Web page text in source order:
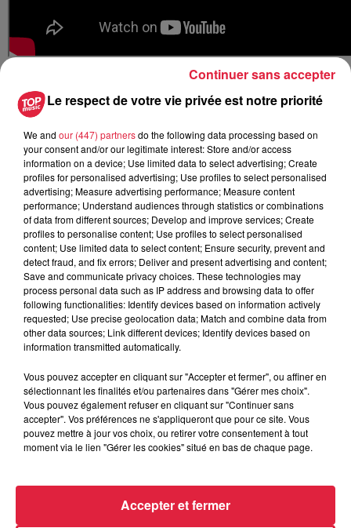
de France 2018.
Publié : 4 septembre 2018 à 11h54 - Modifié : 30 octobre
2025 à 16h48 Céline Rinckel
A lire aussi
16h11
Une journée à l'Écomusée d'Alsace à
Ungersheim
6h38
Les sentiers poussettes de la Vallée
de Villé
6 août 2026
Le respect de votre vie privée est notre priorité
We and our (447) partnersdo the following data processing based on
your consent and/or our legitimate interest: Store and/or access
information on a device; Use limited data to select advertising; Create
profiles for personalised advertising; Use profiles to select personalised
advertising; Measure advertising performance; Measure content
performance; Understand audiences through statistics or combinations
of data from different sources; Develop and improve services; Create
profiles to personalise content; Use profiles to select personalised
content; Use limited data to select content; Ensure security, prevent and
detect fraud, and fix errors; Deliver and present advertising and content;
Save and communicate privacy choices. These technologies may
process personal data such as IP address and browsing data to offer
following functionalities: Identify devices based on information actively
requested; Use precise geolocation data; Match and combine data from
other data sources; Link different devices; Identify devices based on
information transmitted automatically.
Vous pouvez accepter en cliquant sur "Accepter et fermer", ou affiner en
sélectionnant les finalités et/ou partenaires dans "Gérer mes choix".
Vous pouvez également refuser en cliquant sur "Continuer sans
accepter". Vos préférences ne s'appliqueront que pour ce site. Vous
pouvez mettre à jour vos choix, ou retirer votre consentement à tout
moment via le lien "Gérer les cookies" situé en bas de chaque page.
Accepter et fermer
Continuer sans accepter